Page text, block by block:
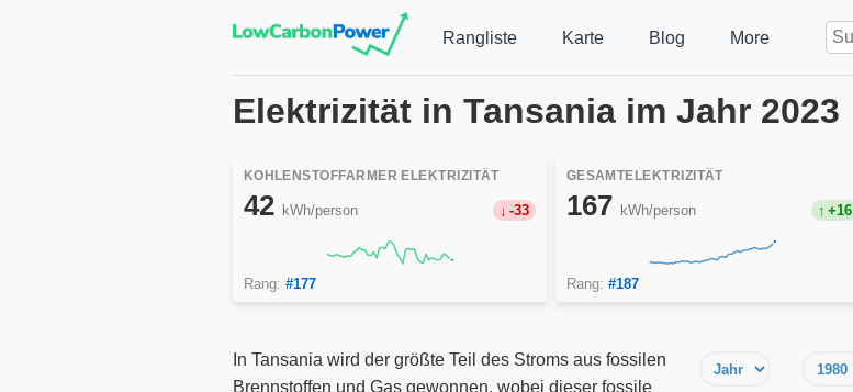
Rangliste Karte Blog More
Elektrizität in Tansania im Jahr 2023
KOHLENSTOFFARMER ELEKTRIZITÄT
42 kWh/person -33
Rang: #177
GESAMTELEKTRIZITÄT
167 kWh/person +16
Rang: #187
In Tansania wird der größte Teil des Stroms aus fossilen
Brennstoffen und Gas gewonnen, wobei dieser fossile